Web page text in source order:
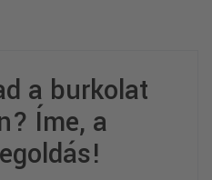
a burkolat
Íme, a